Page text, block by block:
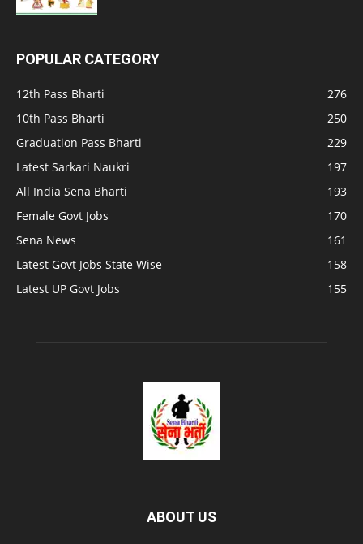
POPULAR CATEGORY
12th Pass Bharti
276
10th Pass Bharti
250
Graduation Pass Bharti
229
Latest Sarkari Naukri
197
All India Sena Bharti
193
Female Govt Jobs
170
Sena News
161
Latest Govt Jobs State Wise
158
Latest UP Govt Jobs
155
ABOUT US